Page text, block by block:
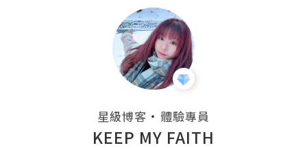
星級博客 ・ 體驗專員
KEEP MY FAITH